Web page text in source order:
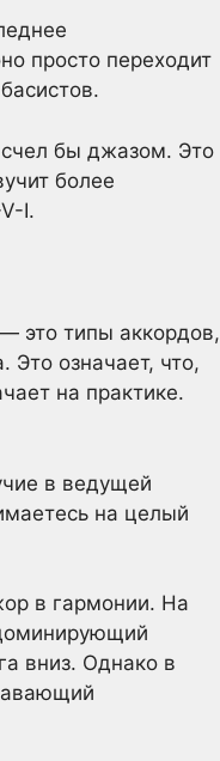
просто переходит
счел бы джазом. Это
более
I.
это типы аккордов,
Это означает, что,
на практике.
в ведущей
на целый
в гармонии. На
вниз. Однако в